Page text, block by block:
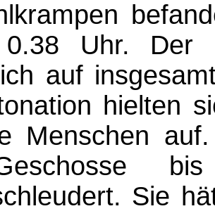
Uhr. Der
auf
hielten
Menschen
Sie